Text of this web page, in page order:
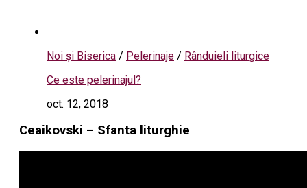
Noi și Biserica / Pelerinaje / Rânduieli liturgice
Ce este pelerinajul?
oct. 12, 2018
Ceaikovski – Sfanta liturghie